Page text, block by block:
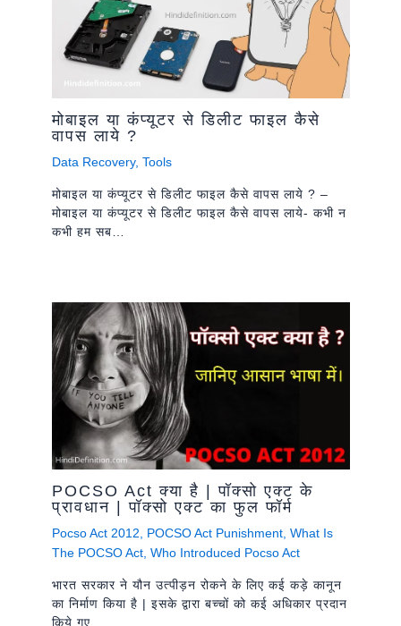
मोबाइल या कंप्यूटर से डिलीट फाइल कैसे
वापस लाये ?
Data Recovery, Tools
मोबाइल या कंप्यूटर से डिलीट फाइल कैसे वापस लाये ? –
मोबाइल या कंप्यूटर से डिलीट फाइल कैसे वापस लाये- कभी न
कभी हम सब…
POCSO Act क्या है | पॉक्सो एक्ट के
प्रावधान | पॉक्सो एक्ट का फुल फॉर्म
Pocso Act 2012 POCSO Act Punishment, What Is
The POCSO Act, Who Introduced Pocso Act
भारत सरकार ने यौन उत्पीड़न रोकने के लिए कई कड़े कानून
का निर्माण किया है | इसके द्वारा बच्चों को कई अधिकार प्रदान
किये गए…